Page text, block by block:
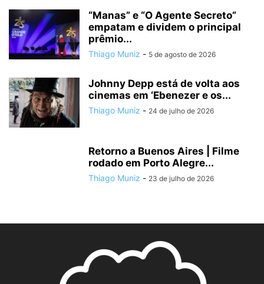
“Manas” e “O Agente Secreto”
empatam e dividem o principal
prêmio...
Thiago Muniz - 5 de agosto de 2026
Johnny Depp está de volta aos
cinemas em ‘Ebenezer e os...
Thiago Muniz - 24 de julho de 2026
Retorno a Buenos Aires | Filme
rodado em Porto Alegre...
Thiago Muniz - 23 de julho de 2026